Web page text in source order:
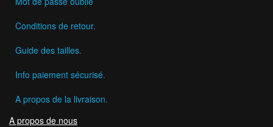
Conditions de retour.
Guide des tailles.
Info paiement sécurisé.
A propos de la livraison.
A propos de nous